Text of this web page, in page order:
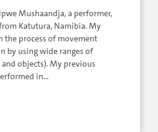
Mushaandja, a performer,
Katutura, Namibia. My
the process of movement
by using wide ranges of
objects). My previous
in…